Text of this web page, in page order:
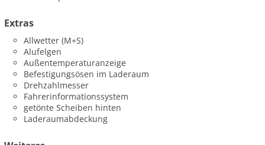
Extras
Allwetter (M+S)
Alufelgen
Außentemperaturanzeige
Befestigungsösen im Laderaum
Drehzahlmesser
Fahrerinformationssystem
getönte Scheiben hinten
Laderaumabdeckung